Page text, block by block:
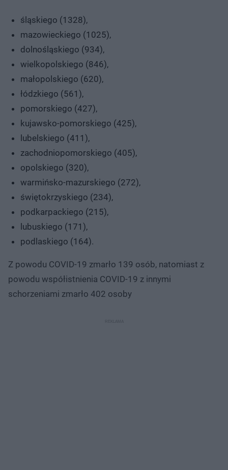
śląskiego (1328),
mazowieckiego (1025),
dolnośląskiego (934),
wielkopolskiego (846),
małopolskiego (620),
łódzkiego (561),
pomorskiego (427),
kujawsko-pomorskiego (425),
lubelskiego (411),
zachodniopomorskiego (405),
opolskiego (320),
warmińsko-mazurskiego (272),
świętokrzyskiego (234),
podkarpackiego (215),
lubuskiego (171),
podlaskiego (164).
Z powodu COVID-19 zmarło 139 osób, natomiast z
powodu współistnienia COVID-19 z innymi
schorzeniami zmarło 402 osoby